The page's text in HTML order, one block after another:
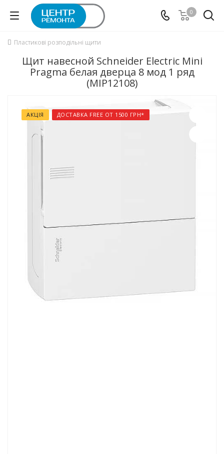
0
Пластикові розподільні щити
Щит навесной Schneider Electric Mini
Pragma белая дверца 8 мод 1 ряд
(MIP12108)
АКЦІЯ ДОСТАВКА FREE ОТ 1500 ГРН*